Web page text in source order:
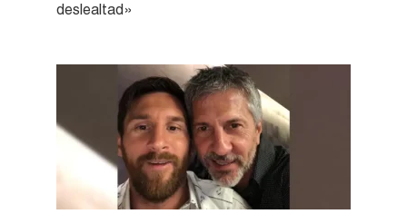
deslealtad»